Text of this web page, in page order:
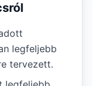
legfeljebb
tervezett.